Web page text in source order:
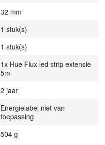
32 mm
1 stuk(s)
1 stuk(s)
1x Hue Flux led strip extensie
5m
2 jaar
Energielabel niet van
toepassing
504 g